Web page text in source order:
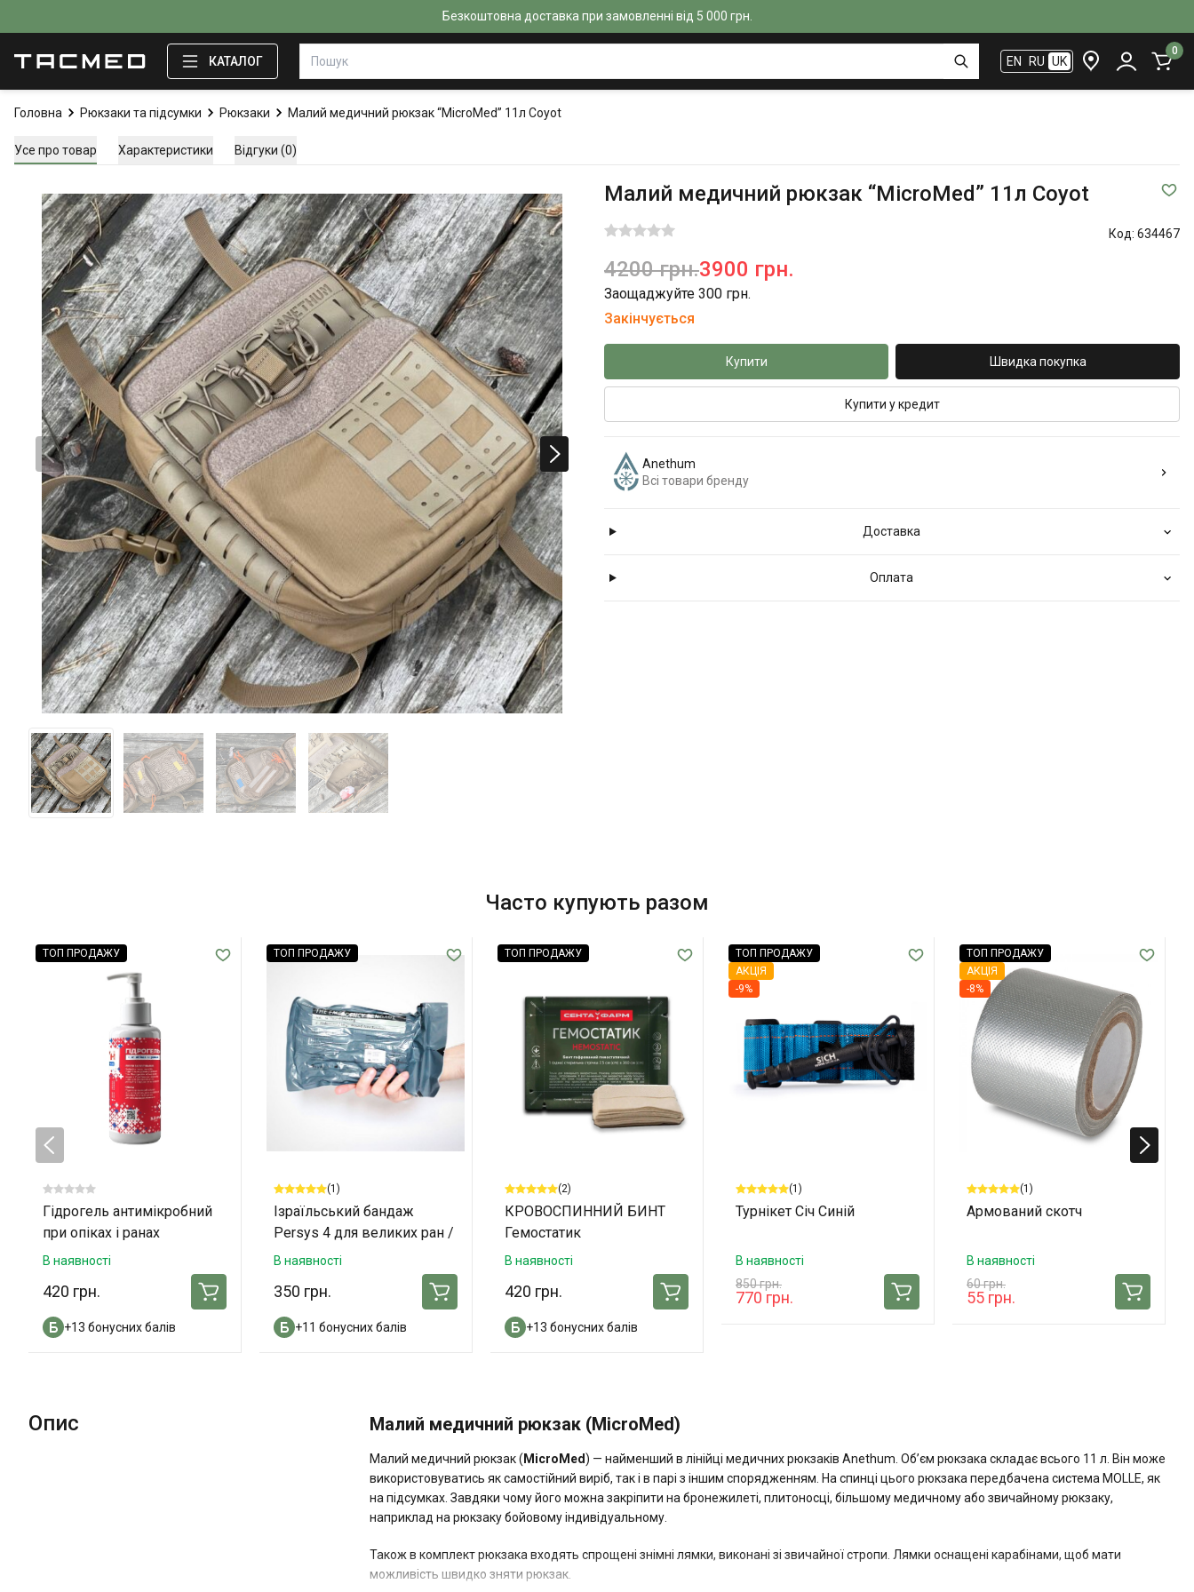
Безкоштовна доставка при замовленні від 5 000 грн.
КАТАЛОГ EN RU UK
0
Головна Рюкзаки та підсумки Рюкзаки Малий медичний рюкзак “MicroMed” 11л Coyot
Усе про товар Характеристики Відгуки (0)
Малий медичний рюкзак “MicroMed” 11л Coyot
Код: 634467
4200 грн.3900 грн.
Заощаджуйте 300 грн.
Закінчується
Купити Швидка покупка
Купити у кредит
Anethum
Всі товари бренду
Доставка
Оплата
Часто купують разом
ТОП ПРОДАЖУ
Гідрогель антимікробний
при опіках і ранах
«ОпікУн»® 100 мл
В наявності
420 грн.
+13 бонусних балів
ТОП ПРОДАЖУ
(1)
Ізраїльський бандаж
Persys 4 для великих ран /
ампутацій
В наявності
350 грн.
+11 бонусних балів
ТОП ПРОДАЖУ
(2)
КРОВОСПИННИЙ БИНТ
Гемостатик
В наявності
420 грн.
+13 бонусних балів
ТОП ПРОДАЖУ
АКЦІЯ
-9%
(1)
Турнікет Січ Синій
В наявності
850 грн.
770 грн.
ТОП ПРОДАЖУ
АКЦІЯ
-8%
(1)
Армований скотч
В наявності
60 грн.
55 грн.
Опис Малий медичний рюкзак (MicroMed)
Малий медичний рюкзак ( MicroMed) — найменший в лінійці медичних рюкзаків Anethum. Об’єм рюкзака складає всього 11 л. Він може
використовуватись як самостійний виріб, так і в парі з іншим спорядженням. На спинці цього рюкзака передбачена система MOLLE, як
на підсумках. Завдяки чому його можна закріпити на бронежилеті, плитоносці, більшому медичному або звичайному рюкзаку,
наприклад на рюкзаку бойовому індивідуальному.
Також в комплект рюкзака входять спрощені знімні лямки, виконані зі звичайної стропи. Лямки оснащені карабінами, щоб мати
можливість швидко зняти рюкзак.